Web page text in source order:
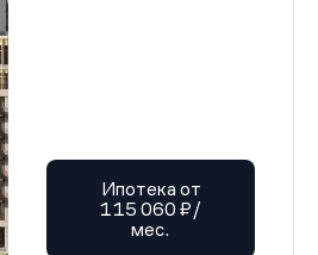
Ипотека от
115 060 ₽/
мес.